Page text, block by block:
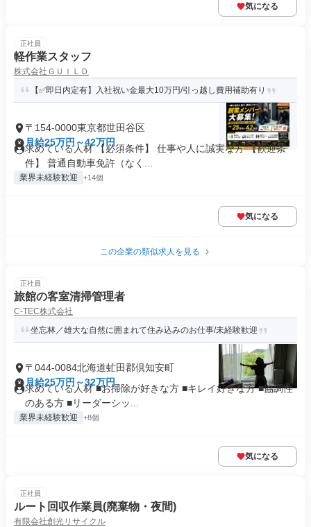
気になる
正社員
軽作業スタッフ
株式会社ＧＵＩＬＤ
【✅即日内定有】入社祝い金最大10万円/引っ越し費用補助有り
〒154-0000東京都世田谷区
月給25万円～42万円
求めている人材 【必須条件】 仕事や人に誠実な方 【歓迎条
件】 普通自動車免許（なく...
業界未経験歓迎 +14個
気になる
この企業の類似求人を見る
正社員
旅館の客室清掃管理者
C-TEC株式会社
坐忘林／雄大な自然に囲まれて住み込みのお仕事/未経験歓迎
〒044-0084北海道虻田郡倶知安町
月給25万円～32万円
求めている人材 ■お掃除が好きな方 ■キレイ好きな方 ■協調性
のある方 ■リーダーシッ...
業界未経験歓迎 +8個
気になる
正社員
ルート回収作業員(廃棄物・夜間)
有限会社創光リサイクル